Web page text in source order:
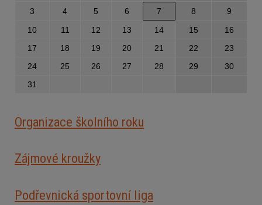
3
4 5 6 7 8
9
10
11 12 13 14 15
16
17
18 19 20 21 22
23
24
25 26 27 28 29
30
31
Organizace školního roku
Zájmové kroužky
Podřevnická sportovní liga